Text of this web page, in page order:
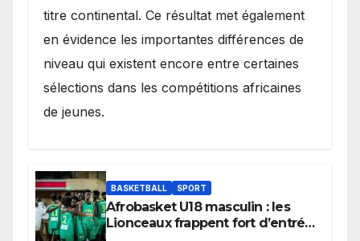
titre continental. Ce résultat met également
en évidence les importantes différences de
niveau qui existent encore entre certaines
sélections dans les compétitions africaines
de jeunes.
BASKETBALL SPORT
Afrobasket U18 masculin : les
Lionceaux frappent fort d’entrée